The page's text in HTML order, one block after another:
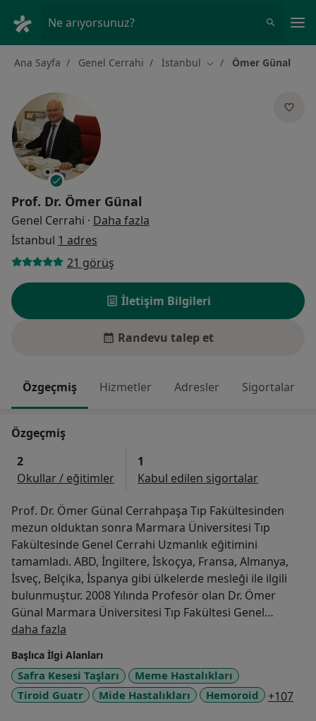
Ne arıyorsunuz?
Ana Sayfa Genel Cerrahi İstanbul Şehir değiştir
Ömer Günal
Prof. Dr. Ömer Günal
Genel Cerrahi · Daha fazla
İstanbul 1 adres
21 görüş
İletişim Bilgileri
Randevu talep et
Özgeçmiş Hizmetler Adresler Sigortalar
Özgeçmiş
2
Okullar / eğitimler
1
Kabul edilen sigortalar
Prof. Dr. Ömer Günal Cerrahpaşa Tıp Fakültesinden
mezun olduktan sonra Marmara Üniversitesi Tıp
Fakültesinde Genel Cerrahi Uzmanlık eğitimini
tamamladı. ABD, İngiltere, İskoçya, Fransa, Almanya,
İsveç, Belçika, İspanya gibi ülkelerde mesleği ile ilgili
bulunmuştur. 2008 Yılında Profesör olan Dr. Ömer
Günal Marmara Üniversitesi Tıp Fakültesi Genel
Cerrahi Anabilim Dalı’nda öğretim üyesi olup, halen
Sağlık Bakanlığı Marmara Üniversitesi Pendik Eğitim
Araştırma Hastanesi Genel Cerrahi Kliniğinde
çalışmaktadır.
daha fazla
Başlıca İlgi Alanları
Safra Kesesi Taşları
Meme Hastalıkları
Tiroid Guatr
Mide Hastalıkları Hemoroid +107